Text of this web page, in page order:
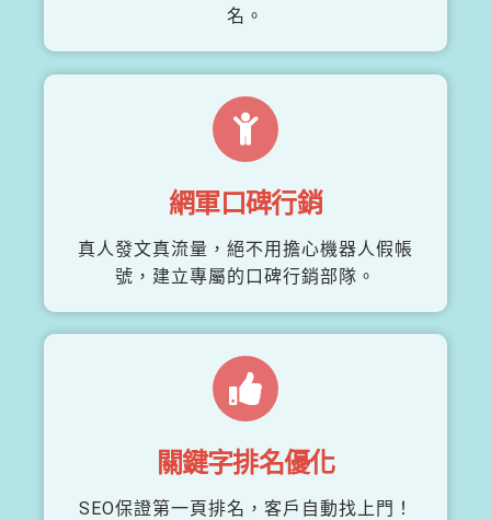
名。
網軍口碑行銷
真人發文真流量，絕不用擔心機器人假帳
號，建立專屬的口碑行銷部隊。
關鍵字排名優化
SEO保證第一頁排名，客戶自動找上門！